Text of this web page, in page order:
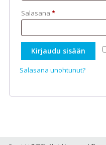
Salasana *Vaaditaan
Kirjaudu sisään
Salasana unohtunut?